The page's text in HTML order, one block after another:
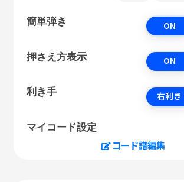
簡単弾き ON
押さえ方表示 ON
利き手 右利き
マイコード設定
コード譜編集